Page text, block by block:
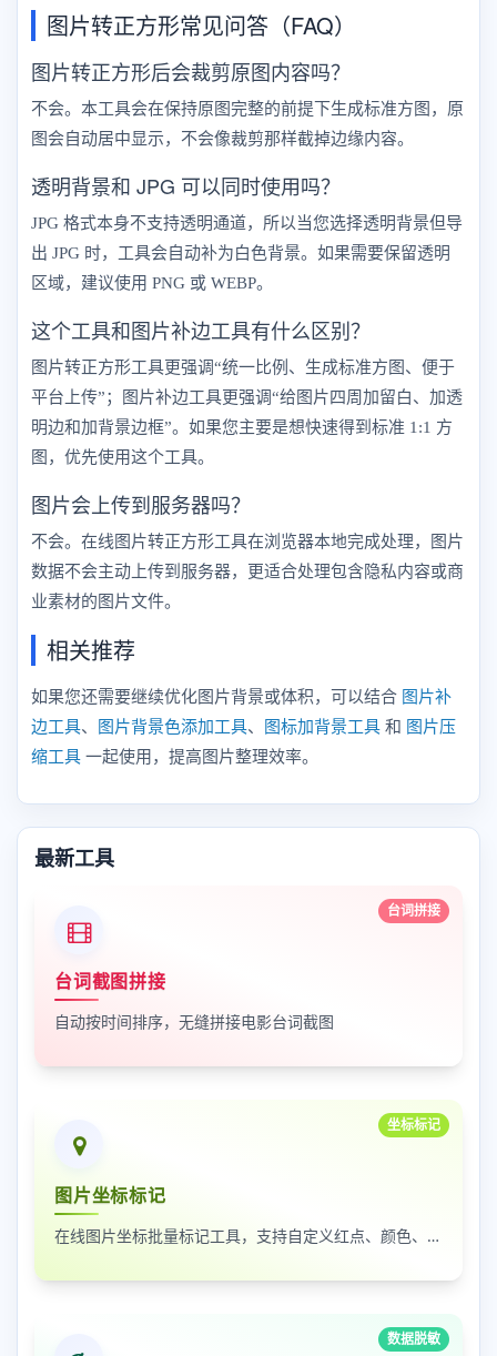
图片转正方形常见问答（FAQ）
图片转正方形后会裁剪原图内容吗？
不会。本工具会在保持原图完整的前提下生成标准方图，原
图会自动居中显示，不会像裁剪那样截掉边缘内容。
透明背景和 JPG 可以同时使用吗？
JPG 格式本身不支持透明通道，所以当您选择透明背景但导
出 JPG 时，工具会自动补为白色背景。如果需要保留透明
区域，建议使用 PNG 或 WEBP。
这个工具和图片补边工具有什么区别？
图片转正方形工具更强调“统一比例、生成标准方图、便于
平台上传”；图片补边工具更强调“给图片四周加留白、加透
明边和加背景边框”。如果您主要是想快速得到标准 1:1 方
图，优先使用这个工具。
图片会上传到服务器吗？
不会。在线图片转正方形工具在浏览器本地完成处理，图片
数据不会主动上传到服务器，更适合处理包含隐私内容或商
业素材的图片文件。
相关推荐
如果您还需要继续优化图片背景或体积，可以结合 图片补
边工具、 图片背景色添加工具、 图标加背景工具 和 图片压
缩工具 一起使用，提高图片整理效率。
最新工具
台词拼接
台词截图拼接
自动按时间排序，无缝拼接电影台词截图
坐标标记
图片坐标标记
在线图片坐标批量标记工具，支持自定义红点、颜色、大小及序号
数据脱敏